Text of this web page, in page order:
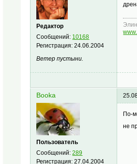
Редактор
Сообщений: 10168
Регистрация:24.06.2004
Ветер пустыни.
Booka
Пользователь
Сообщений:289
Регистрация:27.04.2004
По-
не